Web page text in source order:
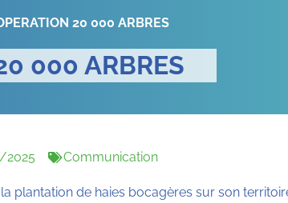
20 000 ARBRES
000 ARBRES
Communication
la plantation de haies bocagères sur son